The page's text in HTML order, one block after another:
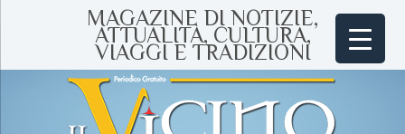
MAGAZINE DI NOTIZIE,
ATTUALITÀ, CULTURA,
VIAGGI E TRADIZIONI